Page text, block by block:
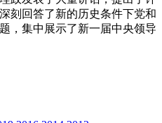
刻回答了新的历史条件下党和
，集中展示了新一届中央领导